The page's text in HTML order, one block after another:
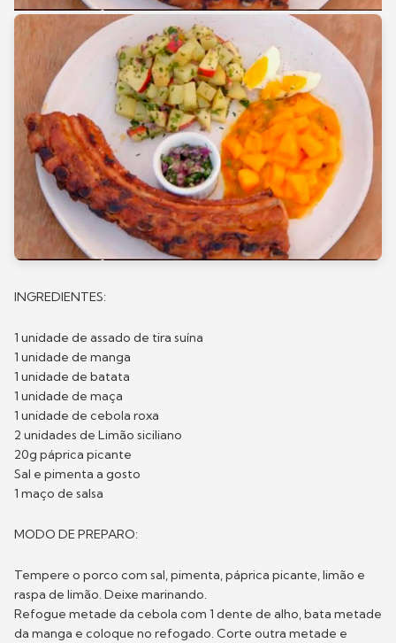
INGREDIENTES:
1 unidade de assado de tira suína
1 unidade de manga
1 unidade de batata
1 unidade de maça
1 unidade de cebola roxa
2 unidades de Limão siciliano
20g páprica picante
Sal e pimenta a gosto
1 maço de salsa
MODO DE PREPARO:
Tempere o porco com sal, pimenta, páprica picante, limão e
raspa de limão. Deixe marinando.
Refogue metade da cebola com 1 dente de alho, bata metade
da manga e coloque no refogado. Corte outra metade e